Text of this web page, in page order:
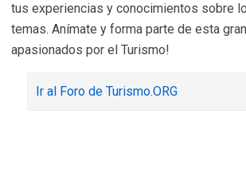
tus experiencias y conocimientos sobre
temas. Anímate y forma parte de esta
apasionados por el Turismo!
Ir al Foro de Turismo.ORG